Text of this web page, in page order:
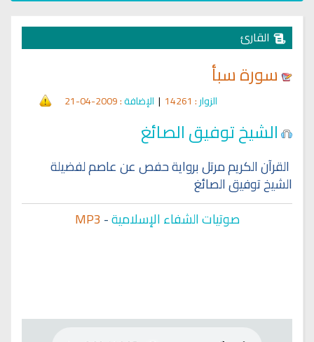
القارئ
سورة سبأ
الزوار: 14261
| الإضافة: 2009-04-21
الشيخ توفيق الصائغ
القرآن الكريم مرتل برواية حفص عن عاصم لفضيلة
الشيخ توفيق الصائغ
صوتيات الشفاء الإسلامية-
MP3